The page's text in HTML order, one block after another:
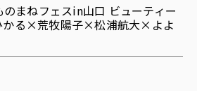
のまねフェスin山口 ビューティー
かる×荒牧陽子×松浦航大×よよ